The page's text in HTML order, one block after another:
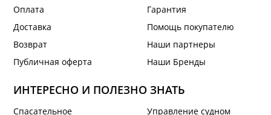
Оплата
Доставка
Возврат
Публичная оферта
Гарантия
Помощь покупателю
Наши партнеры
Наши Бренды
ИНТЕРЕСНО И ПОЛЕЗНО ЗНАТЬ
Спасательное Управление судном